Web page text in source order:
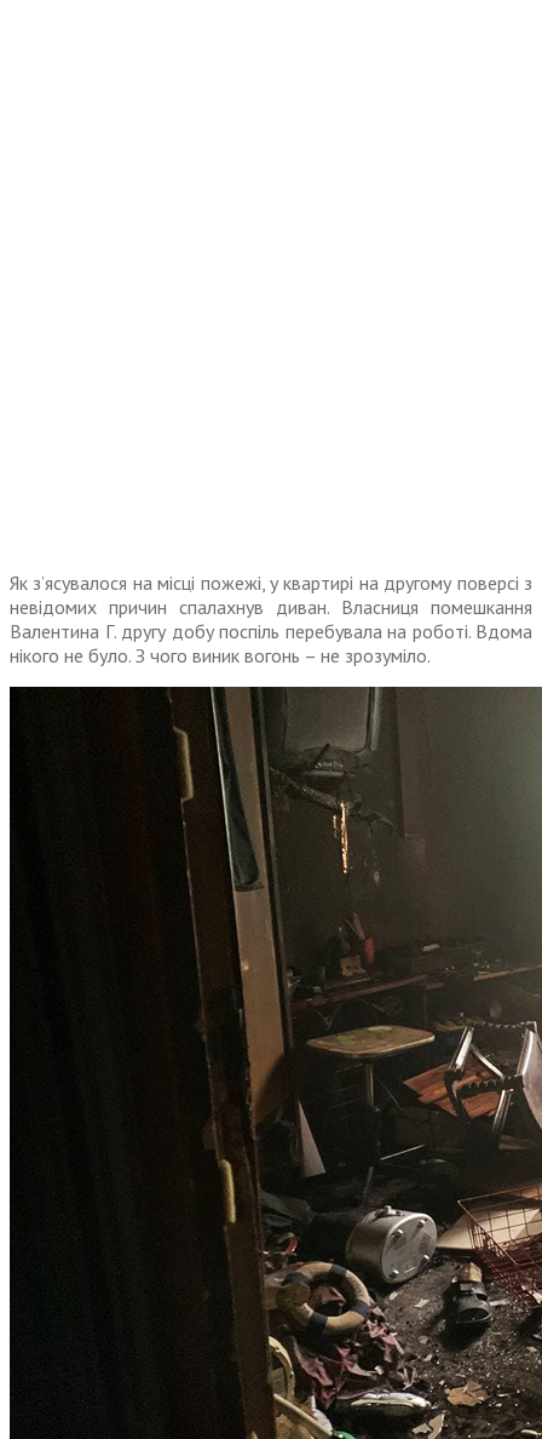
Як з’ясувалося на місці пожежі, у квартирі на другому поверсі з
невідомих причин спалахнув диван. Власниця помешкання
Валентина Г. другу добу поспіль перебувала на роботі. Вдома
нікого не було. З чого виник вогонь – не зрозуміло.